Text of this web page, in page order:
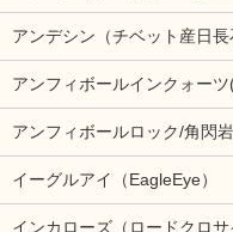
アンデシン（チベット産日長
アンフィボールインクォー
アンフィボールロック/角閃
イーグルアイ（EagleEye）
インカローズ（ロードクロサ